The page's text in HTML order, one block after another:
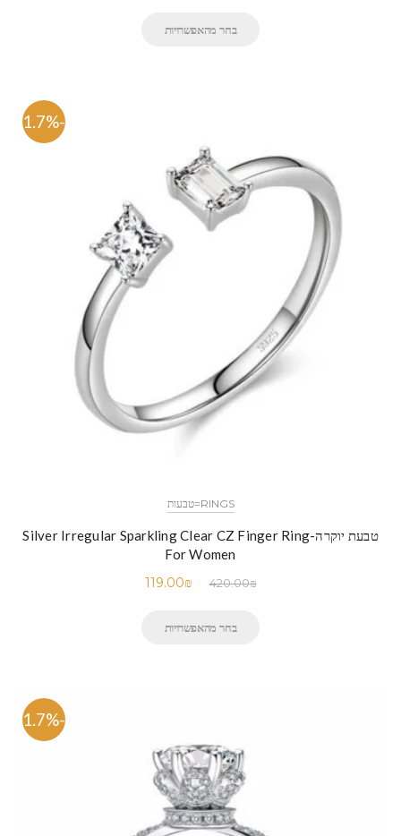
בחר מהאפשרויות
-71.7%
RINGS=טבעות
טבעת יוקרה-Silver Irregular Sparkling Clear CZ Finger Ring
For Women
420.00₪
119.00₪
בחר מהאפשרויות
-71.7%